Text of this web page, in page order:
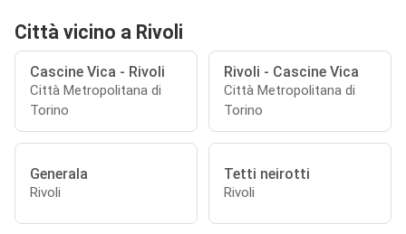
Città vicino a Rivoli
Cascine Vica - Rivoli
Città Metropolitana di
Torino
Rivoli - Cascine Vica
Città Metropolitana di
Torino
Generala
Rivoli
Tetti neirotti
Rivoli